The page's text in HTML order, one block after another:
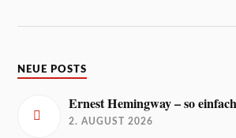
NEUE POSTS
Ernest Hemingway – so
2. AUGUST 2026